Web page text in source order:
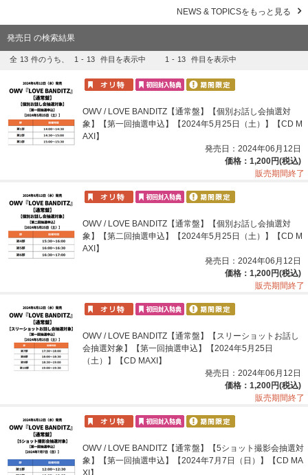
NEWS & TOPICSをもっと見る
発売日 の検索結果
全 13 件のうち、 1 - 13 件目を表示中 1 - 13 件目を表示中
OWV / LOVE BANDITZ【通常盤】【個別お話し会抽選対
象】【第一回抽選申込】【2024年5月25日（土）】【CD M
AXI】
発売日：2024年06月12日
価格：1,200円(税込)
販売期間終了
OWV / LOVE BANDITZ【通常盤】【個別お話し会抽選対
象】【第二回抽選申込】【2024年5月25日（土）】【CD M
AXI】
発売日：2024年06月12日
価格：1,200円(税込)
販売期間終了
OWV / LOVE BANDITZ【通常盤】【スリーショットお話し
会抽選対象】【第一回抽選申込】【2024年5月25日
（土）】【CD MAXI】
発売日：2024年06月12日
価格：1,200円(税込)
販売期間終了
OWV / LOVE BANDITZ【通常盤】【5ショット撮影会抽選対
象】【第一回抽選申込】【2024年7月7日（日）】【CD MA
XI】